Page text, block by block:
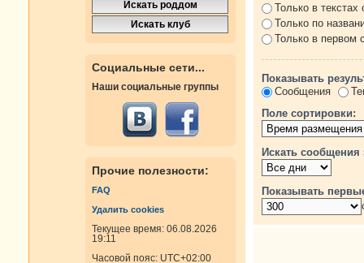
Социальные сети...
Наши социальные группы
Прочие полезности:
FAQ
Удалить cookies
Текущее время: 06.08.2026
19:11
Часовой пояс: UTC+02:00
Только в
Только по
Только в первом
Показывать
Сообщения
Поле сортировки:
Искать сообщения
Показывать